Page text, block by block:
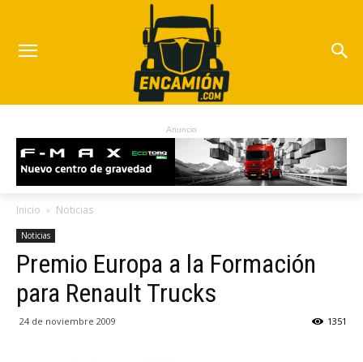
Anuncio
Inicio Noticias
Noticias
Premio Europa a la Formación
para Renault Trucks
24 de noviembre 2009 1351